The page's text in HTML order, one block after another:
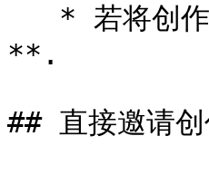
**.
## 直接邀请创